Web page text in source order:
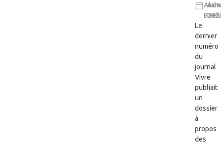
Alain
Le
dernier
numéro
du
journal
Vivre
publiait
un
dossier
à
propos
des